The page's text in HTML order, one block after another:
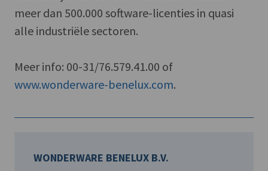
meer dan 500.000 software-licenties in quasi
alle industriële sectoren.
Meer info: 00-31/76.579.41.00 of
www.wonderware-benelux.com.
WONDERWARE BENELUX B.V.